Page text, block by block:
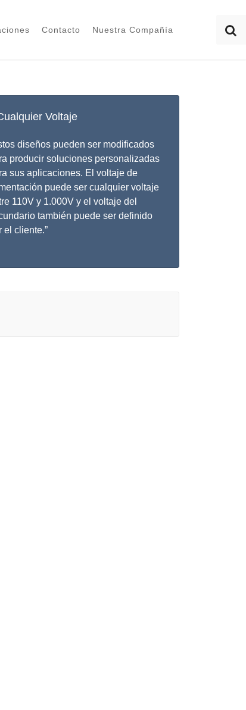
Contacto Nuestra Compañía
Voltaje
diseños pueden ser modificados
producir soluciones personalizadas
sus aplicaciones. El voltaje de
puede ser cualquier voltaje
110V y 1.000V y el voltaje del
también puede ser definido
el cliente.”